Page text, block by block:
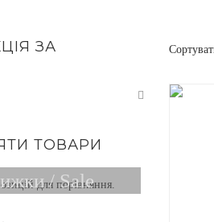
ЗА
ТОВАРИ
для порівняння.
/ Sale